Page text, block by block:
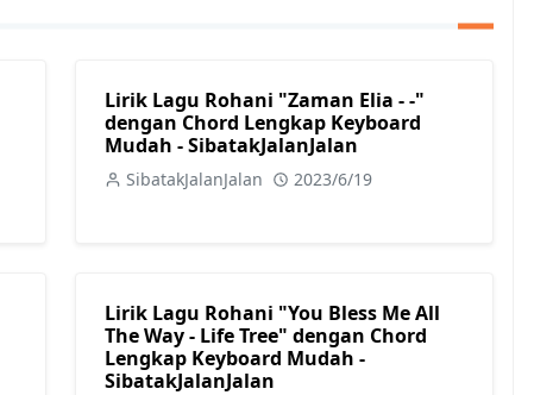
Lirik Lagu Rohani "Zaman Elia - -"
dengan Chord Lengkap Keyboard
Mudah - SibatakJalanJalan
SibatakJalanJalan 2023/6/19
Lirik Lagu Rohani "You Bless Me All
The Way - Life Tree" dengan Chord
Lengkap Keyboard Mudah -
SibatakJalanJalan